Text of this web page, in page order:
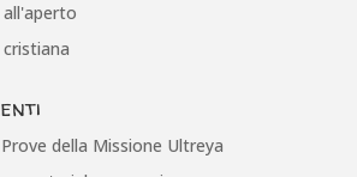
della Missione Ultreya